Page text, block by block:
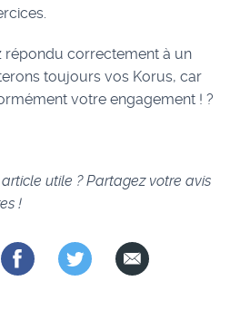
répondu correctement à un
toujours vos Korus, car
votre engagement ! ?
utile ? Partagez votre avis
!